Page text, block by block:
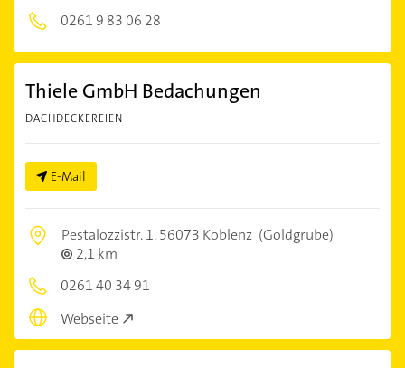
0261 9 83 06 28
Thiele GmbH Bedachungen
DACHDECKEREIEN
E-Mail
Pestalozzistr. 1,56073 Koblenz (Goldgrube)
2,1 km
0261 40 34 91
Webseite